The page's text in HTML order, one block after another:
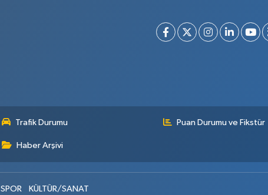
Trafik Durumu Puan Durumu ve Fikstür
Haber Arşivi
SPOR
KÜLTÜR/SANAT